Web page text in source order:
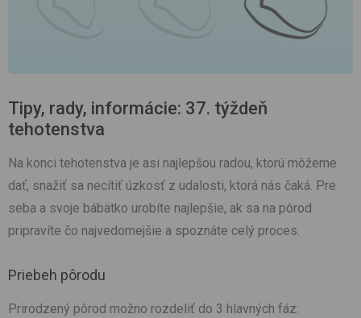
Tipy, rady, informácie: 37. týždeň
tehotenstva
Na konci tehotenstva je asi najlepšou radou, ktorú môžeme
dať, snažiť sa necítiť úzkosť z udalosti, ktorá nás čaká. Pre
seba a svoje bábätko urobíte najlepšie, ak sa na pôrod
pripravíte čo najvedomejšie a spoznáte celý proces.
Priebeh pôrodu
Prirodzený pôrod možno rozdeliť do 3 hlavných fáz: